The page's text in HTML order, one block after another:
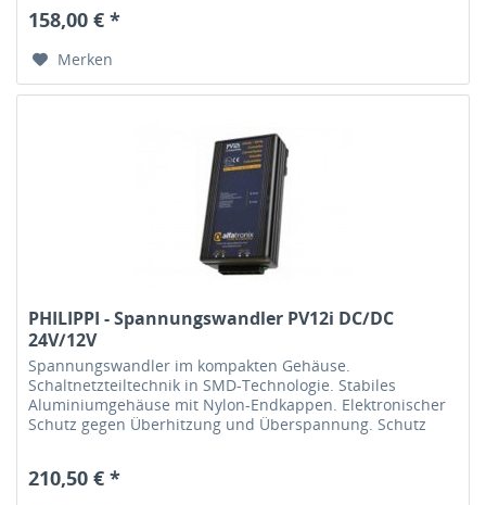
158,00 € *
Merken
PHILIPPI - Spannungswandler PV12i DC/DC
24V/12V
Spannungswandler im kompakten Gehäuse.
Schaltnetzteiltechnik in SMD-Technologie. Stabiles
Aluminiumgehäuse mit Nylon-Endkappen. Elektronischer
Schutz gegen Überhitzung und Überspannung. Schutz
210,50 € *